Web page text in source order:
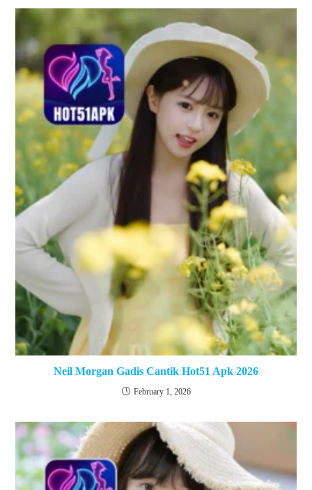
Neil Morgan Gadis Cantik Hot51 Apk 2026
February 1, 2026